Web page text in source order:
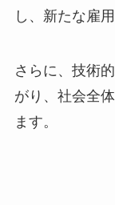
し、新たな雇
さらに、技術
がり、社会全
ます。